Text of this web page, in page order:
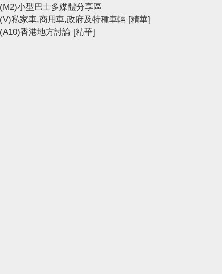
(M2)小型巴士多媒體分享區
(V)私家車,商用車,政府及特種車輛 [精華]
(A10)香港地方討論 [精華]